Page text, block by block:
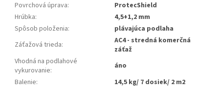
Povrchová úprava:
ProtecShield
Hrúbka:
4,5+1,2 mm
Spôsob položenia:
plávajúca podlaha
Záťažová trieda:
AC4 - stredná komerčná
záťaž
Vhodná na podlahové
vykurovanie:
áno
Balenie:
14,5 kg/ 7 dosiek/ 2 m2